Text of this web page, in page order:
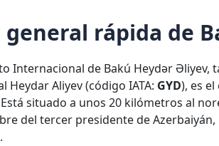
rápida de
Internacional de Bakú Heydər
Heydar Aliyev (código IATA: GYD), es
situado a unos 20 kilómetros al
del tercer presidente de